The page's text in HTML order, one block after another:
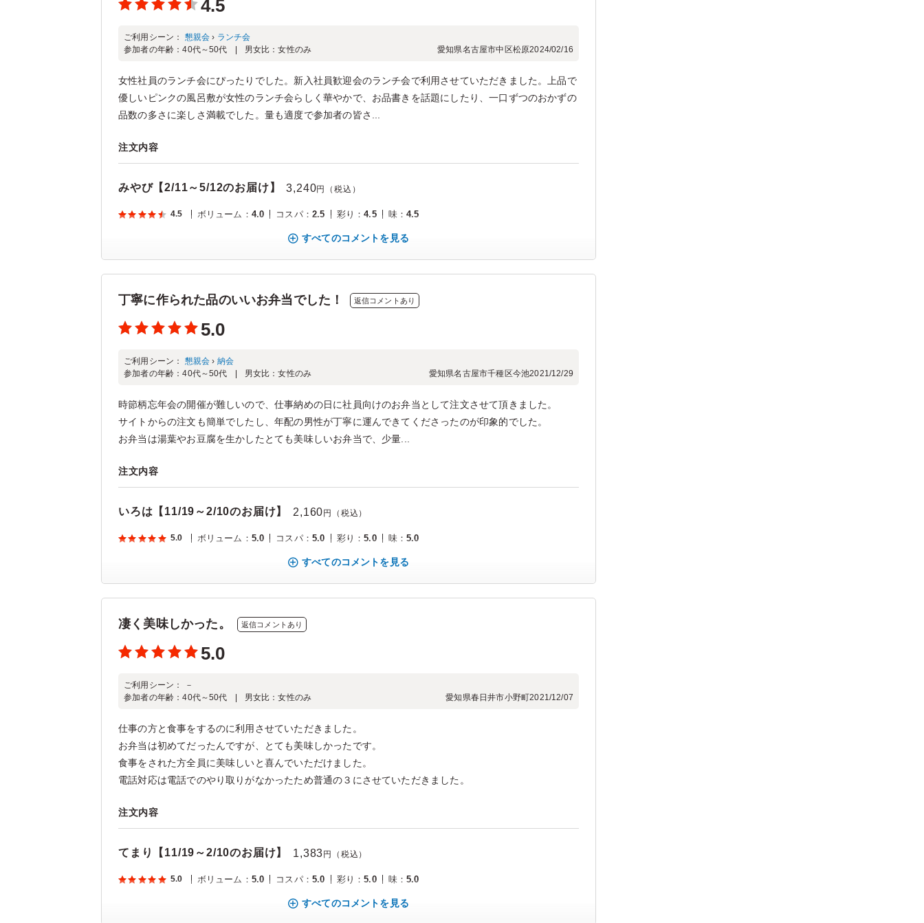
4.5
ご利用シーン： 懇親会 › ランチ会
参加者の年齢：40代～50代 男女比：女性のみ 愛知県名古屋市中区松原2024/02/16
女性社員のランチ会にぴったりでした。新入社員歓迎会のランチ会で利用させていただきました。上品で
優しいピンクの風呂敷が女性のランチ会らしく華やかで、お品書きを話題にしたり、一口ずつのおかずの
品数の多さに楽しさ満載でした。量も適度で参加者の皆さ...
注文内容
みやび【2/11～5/12のお届け】 3,240円（税込）
4.5 ボリューム ： 4.0 コスパ： 2.5 彩り ：4.5 味：4.5
すべてのコメントを見る
丁寧に作られた品のいいお弁当でした！ 返信コメントあり
5.0
ご利用シーン： 懇親会 › 納会
参加者の年齢：40代～50代 男女比：女性のみ 愛知県名古屋市千種区今池2021/12/29
時節柄忘年会の開催が難しいので、仕事納めの日に社員向けのお弁当として注文させて頂きました。
サイトからの注文も簡単でしたし、年配の男性が丁寧に運んできてくださったのが印象的でした。
お弁当は湯葉やお豆腐を生かしたとても美味しいお弁当で、少量...
注文内容
いろは【11/19～2/10のお届け】 2,160 円（税込）
5.0 ボリューム ： 5.0 コスパ： 5.0 彩り ：5.0 味：5.0
すべてのコメントを見る
凄く美味しかった。 返信コメントあり
5.0
ご利用シーン：
－
参加者の年齢：40代～50代 男女比：女性のみ 愛知県春日井市小野町2021/12/07
仕事の方と食事をするのに利用させていただきました。
お弁当は初めてだったんですが、とても美味しかったです。
食事をされた方全員に美味しいと喜んでいただけました。
電話対応は電話でのやり取りがなかったため普通の３にさせていただきました。
注文内容
てまり【11/19～2/10のお届け】 1,383 円（税込）
5.0 ボリューム ： 5.0 コスパ： 5.0 彩り ：5.0 味：5.0
すべてのコメントを見る